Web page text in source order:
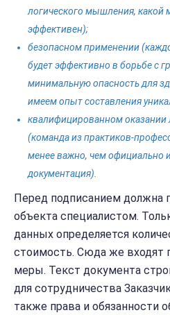
логического мышления, какой
эффективен);
безопасном применении
будет эффективно в борьбе с
минимальную опасность для
имеем опыт составления
квалифицированном оказании
(команда из практиков-
менее важно, чем официально
документация).
Перед подписанием должна
объекта специалистом.
данных определяется
стоимость. Сюда же входят
меры. Текст документа
для сотрудничества
также права и обязанности